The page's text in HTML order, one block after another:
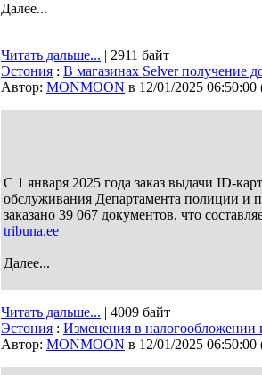
Далее...
Читать дальше... | 2911 байт
Эстония : В магазинах Selver получение
Автор: MONMOON в 12/01/2025 06:50:00
C 1 января 2025 года заказ выдачи ID-
обслуживания Департамента полиции и
заказано 39 067 документов, что
tribuna.ee
Далее...
Читать дальше... | 4009 байт
Эстония : Изменения в
Автор: MONMOON в 12/01/2025 06:50:00